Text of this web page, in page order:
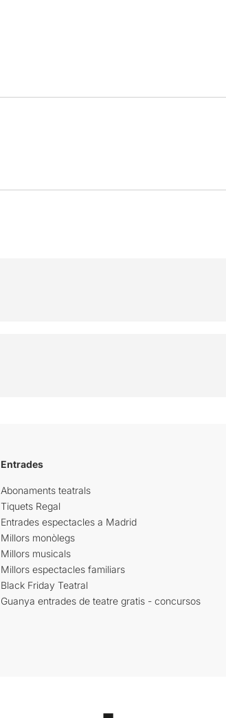
Entrades
Abonaments teatrals
Tiquets Regal
Entrades espectacles a Madrid
Millors monòlegs
Millors musicals
Millors espectacles familiars
Black Friday Teatral
Guanya entrades de teatre gratis - concursos